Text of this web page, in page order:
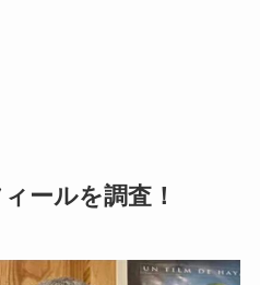
ールを調査！